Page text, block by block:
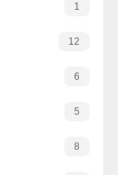
1
12
6
5
8